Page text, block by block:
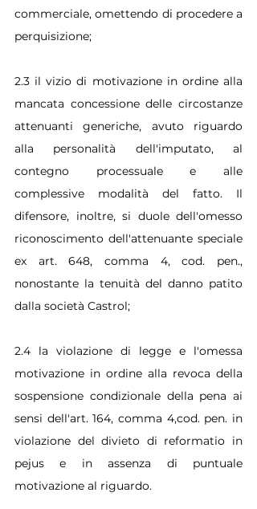
commerciale, omettendo di procedere a
perquisizione;
2.3 il vizio di motivazione in ordine alla
mancata concessione delle circostanze
attenuanti generiche, avuto riguardo
alla personalità dell'imputato, al
contegno processuale e alle
complessive modalità del fatto. Il
difensore, inoltre, si duole dell'omesso
riconoscimento dell'attenuante speciale
ex art. 648, comma 4, cod. pen.,
nonostante la tenuità del danno patito
dalla società Castrol;
2.4 la violazione di legge e l'omessa
motivazione in ordine alla revoca della
sospensione condizionale della pena ai
sensi dell'art. 164, comma 4,cod. pen. in
violazione del divieto di reformatio in
pejus e in assenza di puntuale
motivazione al riguardo.